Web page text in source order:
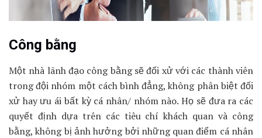
Công bằng
Một nhà lãnh đạo công bằng sẽ đối xử với các thành viên
trong đội nhóm một cách bình đẳng, không phân biệt đối
xử hay ưu ái bất kỳ cá nhân/ nhóm nào. Họ sẽ đưa ra các
quyết định dựa trên các tiêu chí khách quan và công
bằng, không bị ảnh hưởng bởi những quan điểm cá nhân